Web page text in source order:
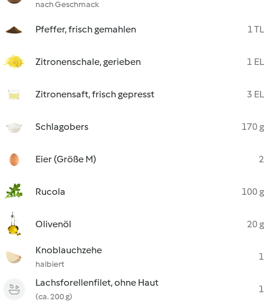
nach Geschmack
Pfeffer, frisch gemahlen 1 TL
Zitronenschale, gerieben 1 EL
Zitronensaft, frisch gepresst 3 EL
Schlagobers 170 g
Eier (Größe M) 2
Rucola 100 g
Olivenöl 20 g
Knoblauchzehe
halbiert
1
Lachsforellenfilet, ohne Haut
(ca. 200 g)
1